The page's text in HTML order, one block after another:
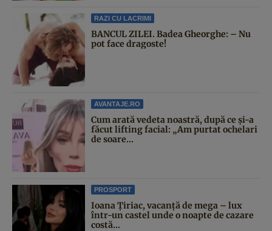
RAZI CU LACRIMI
BANCUL ZILEI. Badea Gheorghe: – Nu
pot face dragoste!
AVANTAJE.RO
Cum arată vedeta noastră, după ce și-a
făcut lifting facial: „Am purtat ochelari
de soare...
PROSPORT
Ioana Țiriac, vacanță de mega – lux
într-un castel unde o noapte de cazare
costă...